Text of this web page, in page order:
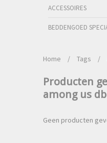
ACCESSOIRES
BEDDENGOED
Home / Tags /
Producten
among us
Geen producten